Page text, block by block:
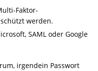
Faktor-
werden.
SAML oder Google
irgendein Passwort